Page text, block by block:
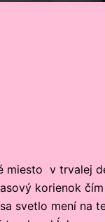
miesto v trvalej
korienok
svetlo mení na